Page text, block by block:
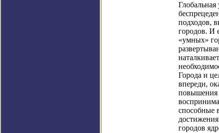
подходов,
городов. И
«умных»
Города и
впереди,
повышения
способные
городов